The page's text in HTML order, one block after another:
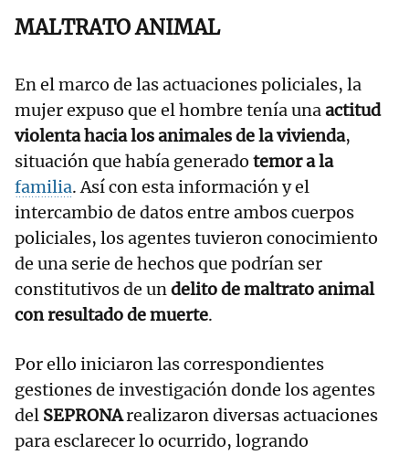
MALTRATO ANIMAL
En el marco de las actuaciones policiales, la
mujer expuso que el hombre tenía unaactitud
violenta hacia los animales de la vivienda,
situación que había generado temor a la
familia. Así con esta información y el
intercambio de datos entre ambos cuerpos
policiales, los agentes tuvieron conocimiento
de una serie de hechos que podrían ser
constitutivos de undelito de maltrato animal
con resultado de muerte.
Por ello iniciaron las correspondientes
gestiones de investigación donde los agentes
del SEPRONArealizaron diversas actuaciones
para esclarecer lo ocurrido, logrando